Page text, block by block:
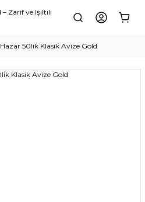
Hazar 50lik Klasik Avize Gold